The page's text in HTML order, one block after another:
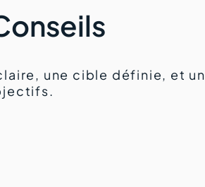
une cible définie, et un